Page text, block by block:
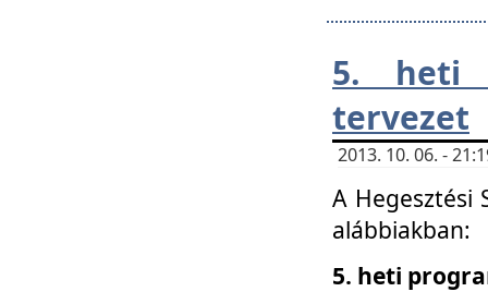
5. heti
tervezet
2013. 10. 06. -
A Hegesztési
alábbiakban:
5. heti